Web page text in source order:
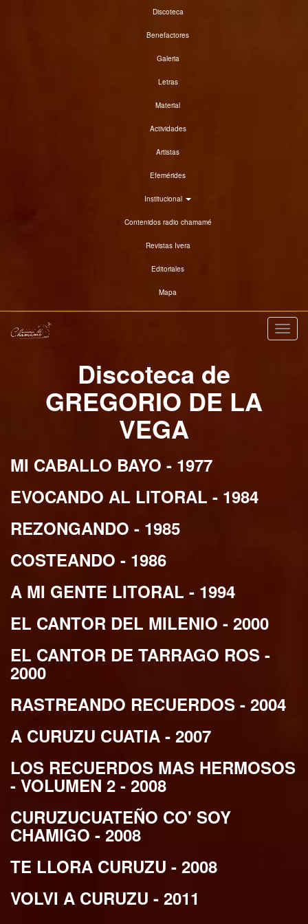
Discoteca
Benefactores
Galeria
Letras
Material
Actividades
Artistas
Efemérides
Institucional
Contenidos radio chamamé
Revistas Ivera
Editoriales
Mapa
Discoteca de
GREGORIO DE LA
VEGA
MI CABALLO BAYO - 1977
EVOCANDO AL LITORAL - 1984
REZONGANDO - 1985
COSTEANDO - 1986
A MI GENTE LITORAL - 1994
EL CANTOR DEL MILENIO - 2000
EL CANTOR DE TARRAGO ROS -
2000
RASTREANDO RECUERDOS - 2004
A CURUZU CUATIA - 2007
LOS RECUERDOS MAS HERMOSOS
- VOLUMEN 2 - 2008
CURUZUCUATEÑO CO' SOY
CHAMIGO - 2008
TE LLORA CURUZU - 2008
VOLVI A CURUZU - 2011